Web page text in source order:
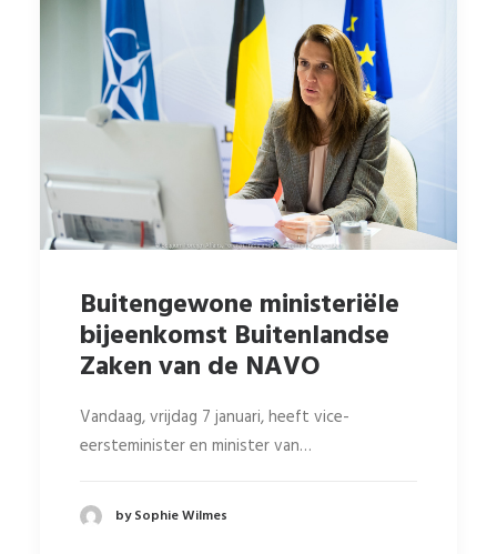
Buitengewone ministeriële
bijeenkomst Buitenlandse
Zaken van de NAVO
Vandaag, vrijdag 7 januari, heeft vice-
eersteminister en minister van…
by Sophie Wilmes